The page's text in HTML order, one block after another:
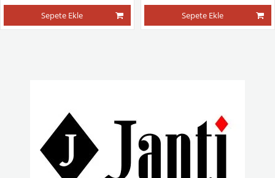
Sepete Ekle
Sepete Ekle